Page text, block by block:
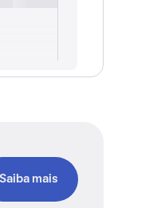
Saiba mais